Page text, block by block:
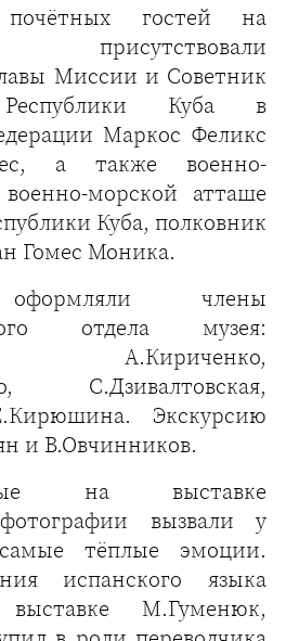
гостей на
присутствовали
Миссии и Советник
Республики Куба в
Маркос Феликс
а также военно-
морской атташе
Куба, полковник
Гомес Моника.
члены
отдела музея:
А.Кириченко,
С.Дзивалтовская,
Экскурсию
и В.Овчинников.
на выставке
вызвали у
тёплые эмоции.
испанского языка
М.Гуменюк,